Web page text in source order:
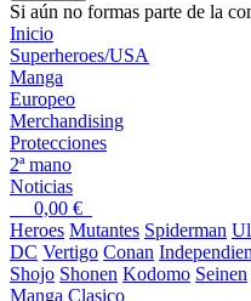
Si aún no formas parte de la
Inicio
Superheroes/USA
Manga
Europeo
Merchandising
Protecciones
2ª mano
Noticias
0,00 €
Heroes Mutantes Spiderman
DC Vertigo Conan
Shojo Shonen Kodomo Seinen
Manga Clasico